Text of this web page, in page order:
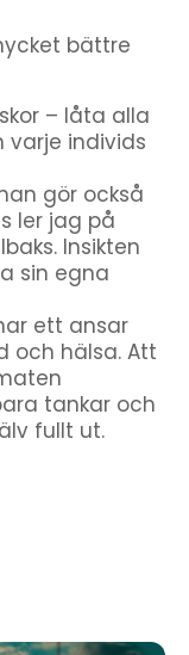
bättre
– låta alla
varje individs
gör också
ler jag på
Insikten
sin egna
ett ansar
och hälsa. Att
tankar och
fullt ut.